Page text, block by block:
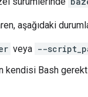
aşağıdaki
veya --
kendisi Bash